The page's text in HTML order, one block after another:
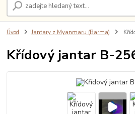
Úvod Jantary z Myanmaru (Barma)
Křídový jantar B-